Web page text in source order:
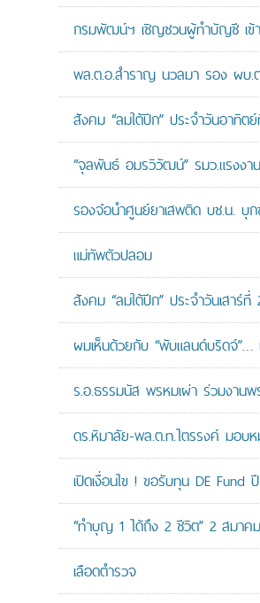
กรมพัฒน์ฯ เชิญชวนผู้ทำบัญชี เข้
พล.ต.อ.สำราญ นวลมา รอง ผบ.
สังคม “ลมใต้ปีก” ประจำวันอาทิ
“จุลพันธ์ อมรวิวัฒน์” รมว.แรงงา
รองจ๋อนำศูนย์ยาเสพติด บช.น. บุ
แม่ทัพตัวปลอม
สังคม “ลมใต้ปีก” ประจำวันเสา
ผมเห็นด้วยกับ “พับแลนด์บริดจ์”…
ร.อ.ธรรมนัส พรหมเผ่า ร่วมงาน
ดร.หิมาลัย-พล.ต.ท.ไตรรงค์ มอบ
เปิดเงื่อนไข ! ขอรับทุน DE Fund
“ทำบุญ 1 ได้ถึง 2 ชีวิต” 2 สมาค
เลือดตำรวจ